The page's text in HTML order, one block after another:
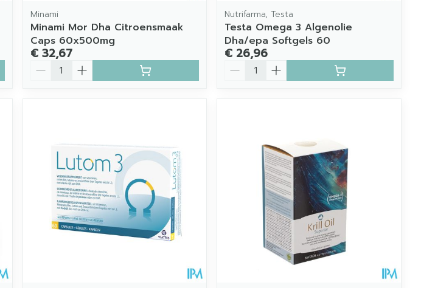
Minami
Minami Mor Dha Citroensmaak
Caps 60x500mg
€ 32,67
Aantal
Nutrifarma, Testa
Testa Omega 3 Algenolie
Dha/epa Softgels 60
€ 26,96
Aantal